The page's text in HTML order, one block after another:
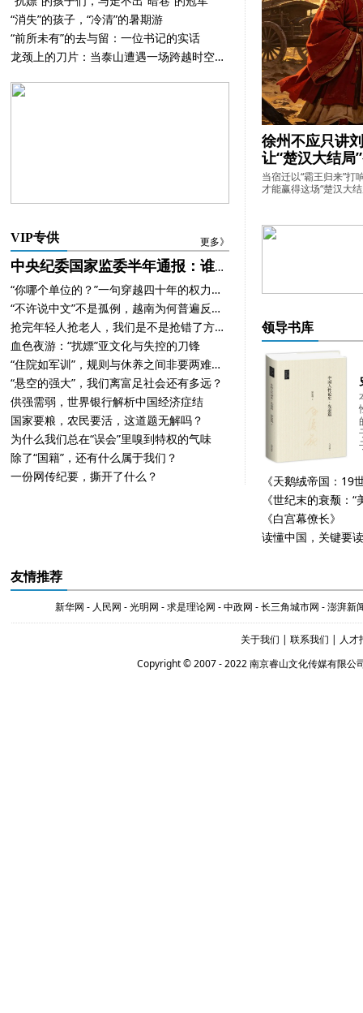
“消失”的孩子，“冷清”的暑期游
“前所未有”的去与留：一位书记的实话
龙颈上的刀片：当泰山遭遇一场跨越时空的冒犯
VIP专供 更多》
中央纪委国家监委半年通报：谁的风险最高？
“你哪个单位的？”一句穿越四十年的权力话语
“不许说中文”不是孤例，越南为何普遍反华？
抢完年轻人抢老人，我们是不是抢错了方向？
血色夜游：“扰嫖”亚文化与失控的刀锋
“住院如军训”，规则与休养之间非要两难吗？
“悬空的强大”，我们离富足社会还有多远？
供强需弱，世界银行解析中国经济症结
国家要粮，农民要活，这道题无解吗？
为什么我们总在“误会”里嗅到特权的气味
除了“国籍”，还有什么属于我们？
一份网传纪要，撕开了什么？
徐州不应只讲
让“楚汉大结局
当宿迁以“霸王归来”
才能赢得这场“楚汉大
领导书库
《白宫幕僚长》
友情推荐
新华网 - 人民网 -光明网 -求是理论网 -中政网 -长三角城市网 -澎湃新
关于我们 |联系我们 | 人才
Copyright © 2007 - 2022 南京睿山文化传媒有限公